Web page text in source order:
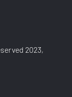
2023,